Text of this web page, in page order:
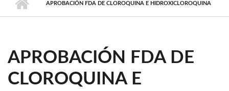
APROBACIÓN FDA DE CLOROQUINA E HIDROXICLOROQUINA
APROBACIÓN FDA DE
CLOROQUINA E